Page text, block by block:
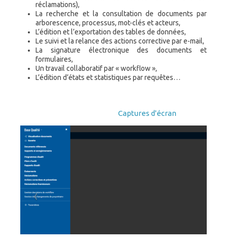
réclamations),
La recherche et la consultation de documents par
arborescence, processus, mot-clés et acteurs,
L’édition et l’exportation des tables de données,
Le suivi et la relance des actions corrective par e-mail,
La signature électronique des documents et
formulaires,
Un travail collaboratif par « workflow »,
L’édition d’états et statistiques par requêtes…
Captures d'écran